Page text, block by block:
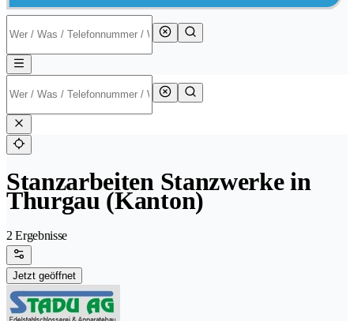
Stanzarbeiten Stanzwerke in
Thurgau (Kanton)
2 Ergebnisse
Jetzt geöffnet